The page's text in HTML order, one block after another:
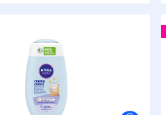
da allergia
sole